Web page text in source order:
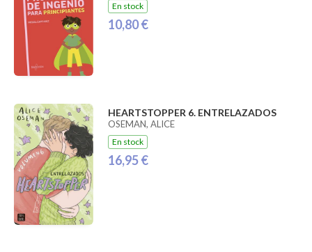
En stock
10,80 €
HEARTSTOPPER 6. ENTRELAZADOS
OSEMAN, ALICE
En stock
16,95 €